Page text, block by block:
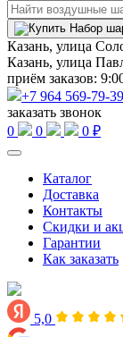
Казань, улица
Казань, улица
приём заказов:
+7 964 569-79-39
заказать звонок
0
0 0 ₽
Каталог
Доставка
Контакты
Скидки и
Гарантии
Как заказать
5,0